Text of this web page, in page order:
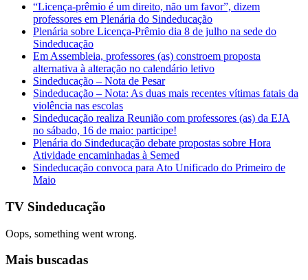
“Licença-prêmio é um direito, não um favor”, dizem
professores em Plenária do Sindeducação
Plenária sobre Licença-Prêmio dia 8 de julho na sede do
Sindeducação
Em Assembleia, professores (as) constroem proposta
alternativa à alteração no calendário letivo
Sindeducação – Nota de Pesar
Sindeducação – Nota: As duas mais recentes vítimas fatais da
violência nas escolas
Sindeducação realiza Reunião com professores (as) da EJA
no sábado, 16 de maio: participe!
Plenária do Sindeducação debate propostas sobre Hora
Atividade encaminhadas à Semed
Sindeducação convoca para Ato Unificado do Primeiro de
Maio
TV Sindeducação
Oops, something went wrong.
Mais buscadas